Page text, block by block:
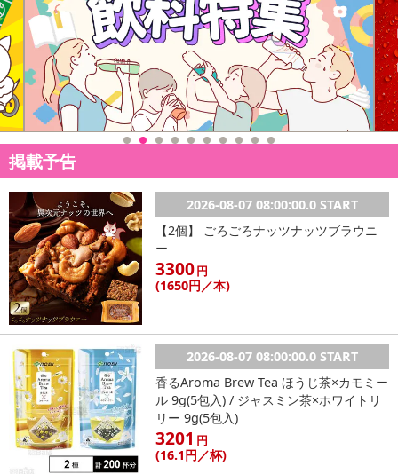
・賞味期限：製造日より90日
・原産国（最終加工地）：日本
・原材料/材質/素材：卵(国産)、グラニュー糖、チョコレート(カカオ
マス、砂糖、ココアバター)、米粉、マーガリン、バナナチップス(バ
ナナ、ココナッツオイル)、ココアパウダー、バナナペースト(水飴、
バナナ、バナナ果汁、寒天)／乳化剤、香料、アナトー色素、カロチ
ン色素
・アレルギー表示：乳・卵・大豆・バナナ
・お召し上がり方：そのままお召し上がりいただけます。
・その他商品仕様：
栄養成分表示(100g当たり)
エネルギー 411kcal
たんぱく質 6.4g
脂質 24.2g
炭水化物 44.3g
掲載予告
2026-08-07 08:00:00.0 START
【2個】 ごろごろナッツナッツブラウニ
ー
3300円
(1650円／本)
2026-08-07 08:00:00.0 START
香るAroma Brew Tea ほうじ茶×カモミー
ル 9g(5包入) / ジャスミン茶×ホワイトリ
リー 9g(5包入)
3201 円
(16.1円／杯)